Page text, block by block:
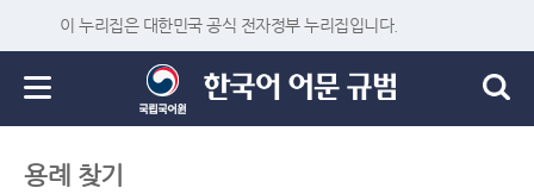
이 누리집은 대한민국 공식 전자정부 누리집입니다.
용례 찾기